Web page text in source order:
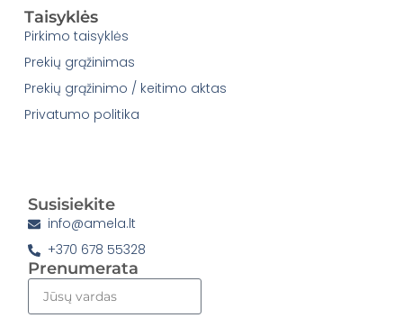
Taisyklės
Pirkimo taisyklės
Prekių grąžinimas
Prekių grąžinimo / keitimo aktas
Privatumo politika
Susisiekite
info@amela.lt
+370 678 55328
Prenumerata